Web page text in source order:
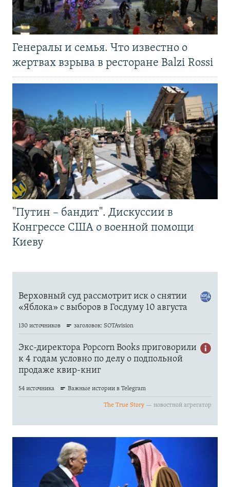
Генералы и семья. Что известно о
жертвах взрыва в ресторане Balzi Rossi
"Путин – бандит". Дискуссии в
Конгрессе США о военной помощи
Киеву